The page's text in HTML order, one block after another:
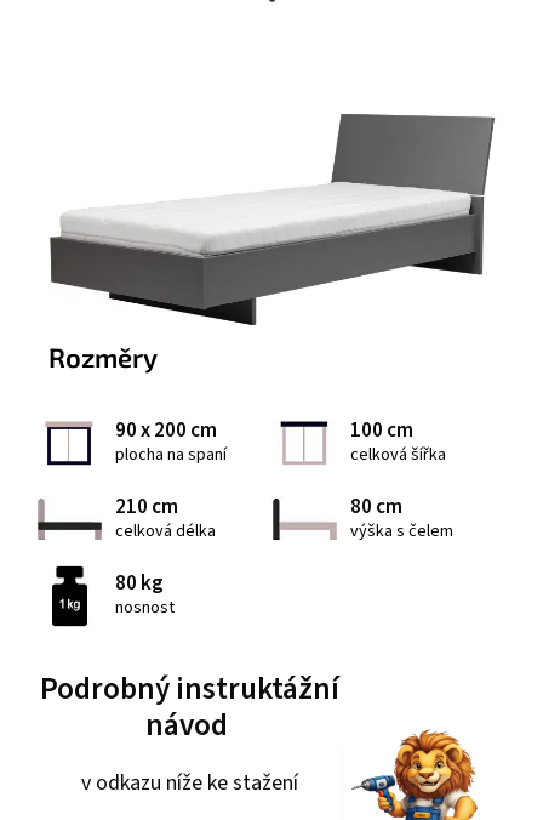
Rozměry
90 x 200 cm
plocha na spaní
100 cm
celková šířka
210 cm
celková délka
80 cm
výška s čelem
80 kg
nosnost
Podrobný instruktážní
návod
v odkazu níže ke stažení